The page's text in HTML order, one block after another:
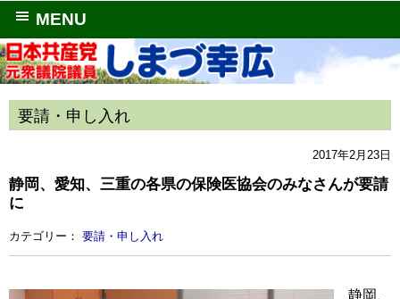
MENU
要請・申し入れ
2017年2月23日
静岡、愛知、三重の各県の保険医協会のみなさんが要請
に
カテゴリー： 要請・申し入れ
静岡、